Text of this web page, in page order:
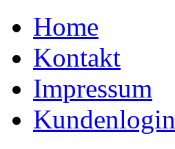
Home
Kontakt
Impressum
Kundenlogin